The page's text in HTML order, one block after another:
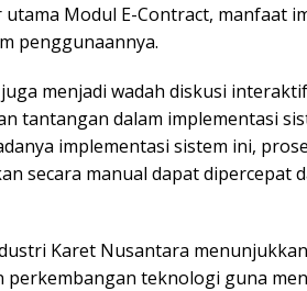
Modul E-Contract, manfaat
penggunaannya.
menjadi wadah diskusi
tantangan dalam implementasi
implementasi sistem ini,
secara manual dapat dipercepat
Karet Nusantara
perkembangan teknologi guna